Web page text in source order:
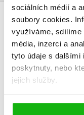
sociálních médií a
soubory cookies.
využíváme, sdílíme
média, inzerci a
tyto údaje s dalšími
poskytnuty, nebo
jejich služby.